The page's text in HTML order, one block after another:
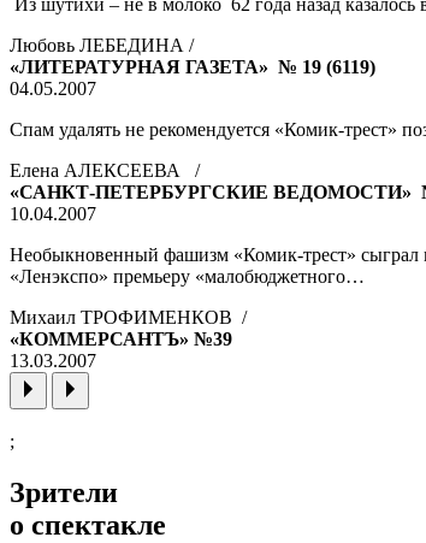
Из шутихи – не в молоко 62 года назад
Любовь ЛЕБЕДИНА /
«ЛИТЕРАТУРНАЯ ГАЗЕТА» № 19 (6119)
04.05.2007
Спам удалять не рекомендуется «Комик-трест»
Елена АЛЕКСЕЕВА /
«САНКТ-ПЕТЕРБУРГСКИЕ ВЕДОМОСТИ»
10.04.2007
Необыкновенный фашизм «Комик-трест» сыграл
«Ленэкспо» премьеру «малобюджетного…
Михаил ТРОФИМЕНКОВ /
«КОММЕРСАНТЪ» №39
13.03.2007
;
Зрители
о спектакле